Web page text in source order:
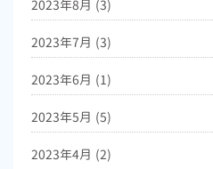
2023年8月 (3)
2023年7月 (3)
2023年6月 (1)
2023年5月 (5)
2023年4月 (2)